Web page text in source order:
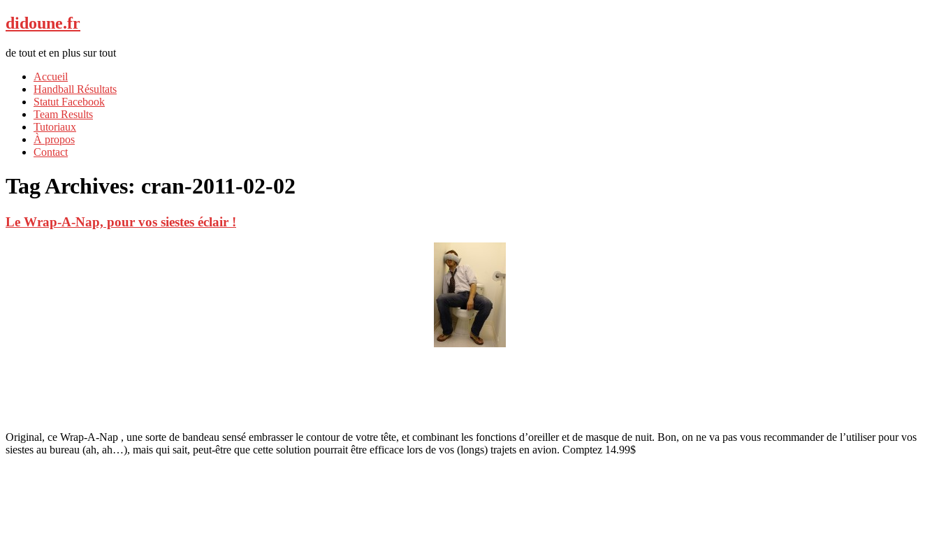
didoune.fr
de tout et en plus sur tout
Accueil
Handball Résultats
Statut Facebook
Team Results
Tutoriaux
À propos
Contact
Tag Archives: cran-2011-02-02
Le Wrap-A-Nap, pour vos siestes éclair !
Original, ce Wrap-A-Nap , une sorte de bandeau sensé embrasser le contour de votre tête, et combinant les fonctions d’oreiller et de masque de nuit. Bon, on ne va pas vous recommander de l’utiliser pour vos
siestes au bureau (ah, ah…), mais qui sait, peut-être que cette solution pourrait être efficace lors de vos (longs) trajets en avion. Comptez 14.99$